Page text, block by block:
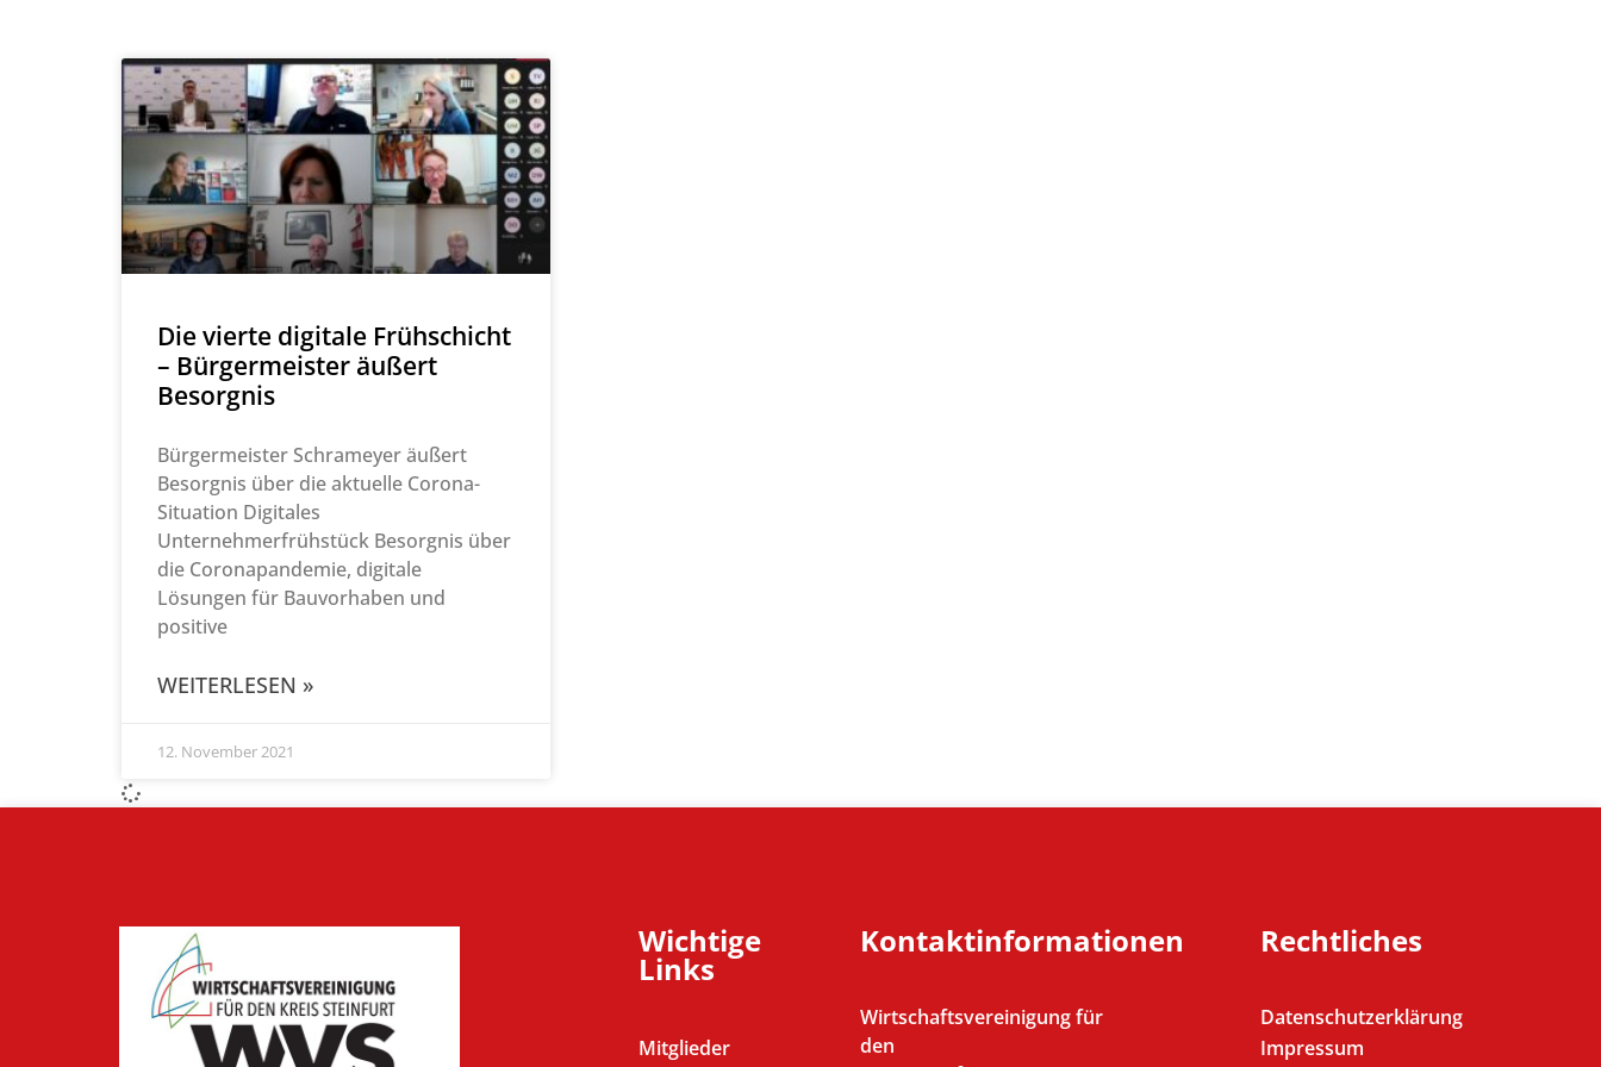
Die vierte digitale Frühschicht
– Bürgermeister äußert
Besorgnis
Bürgermeister Schrameyer äußert
Besorgnis über die aktuelle Corona-
Situation Digitales
Unternehmerfrühstück Besorgnis über
die Coronapandemie, digitale
Lösungen für Bauvorhaben und
positive
WEITERLESEN »
12. November 2021
Wichtige
Links
Mitglieder
Kontaktinformationen
Wirtschaftsvereinigung für
den
Rechtliches
Datenschutzerklärung
Impressum